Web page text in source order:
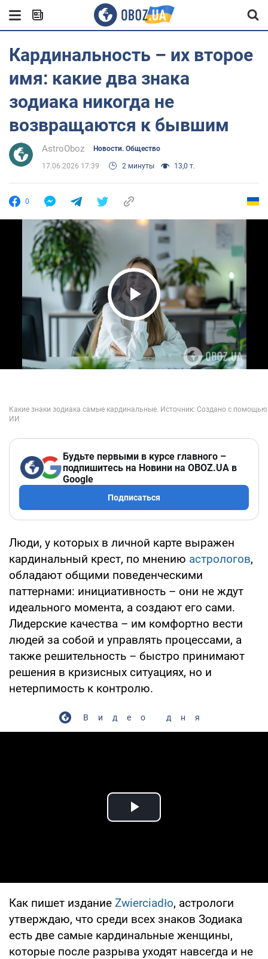
Кардинальность – их второе
имя: какие два знака
зодиака никогда не
возвращаются к бывшим
AstroOboz Новости. Общество
17.06.2026 17:39 2 минуты 13,0 т.
0
Play Video
Будьте первыми в курсе главного –
подпишитесь на Новини на OBOZ.UA в
Google
Подписаться
Люди, у которых в личной карте выражен
кардинальный крест, по мнению астрологов,
обладают общими поведенческими
паттернами: инициативность – они не ждут
идеального момента, а создают его сами.
Лидерские качества – им комфортно вести
людей за собой и управлять процессами, а
также решительность – быстро принимают
решения в кризисных ситуациях, но и
нетерпимость к контролю.
Видео дня
Play Video
Как пишет издание Zwierciadło, астрологи
утверждаю, что среди всех знаков Зодиака
есть две самые кардинальные женщины,
которые после разрыва уходят навсегда и не